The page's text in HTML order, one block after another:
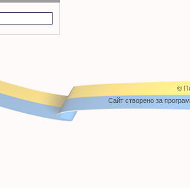
©
Cайт створено за